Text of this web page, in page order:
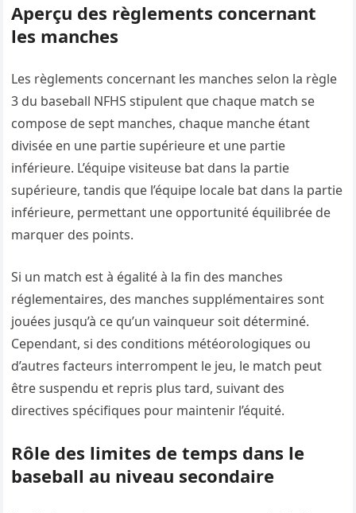
Aperçu des règlements concernant
les manches
Les règlements concernant les manches selon la règle
3 du baseball NFHS stipulent que chaque match se
compose de sept manches, chaque manche étant
divisée en une partie supérieure et une partie
inférieure. L’équipe visiteuse bat dans la partie
supérieure, tandis que l’équipe locale bat dans la partie
inférieure, permettant une opportunité équilibrée de
marquer des points.
Si un match est à égalité à la fin des manches
réglementaires, des manches supplémentaires sont
jouées jusqu’à ce qu’un vainqueur soit déterminé.
Cependant, si des conditions météorologiques ou
d’autres facteurs interrompent le jeu, le match peut
être suspendu et repris plus tard, suivant des
directives spécifiques pour maintenir l’équité.
Rôle des limites de temps dans le
baseball au niveau secondaire